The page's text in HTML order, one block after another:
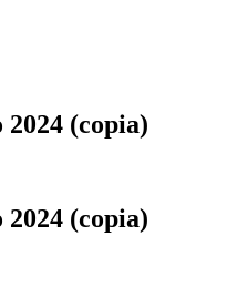
2024 (copia)
2024 (copia)